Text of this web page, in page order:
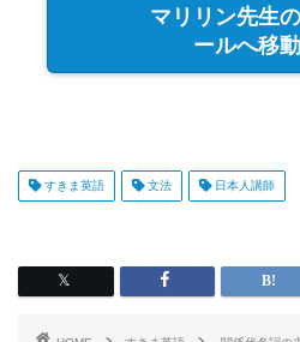
マリリン先生
ールへ移
すきま英語 文法 日本人講師